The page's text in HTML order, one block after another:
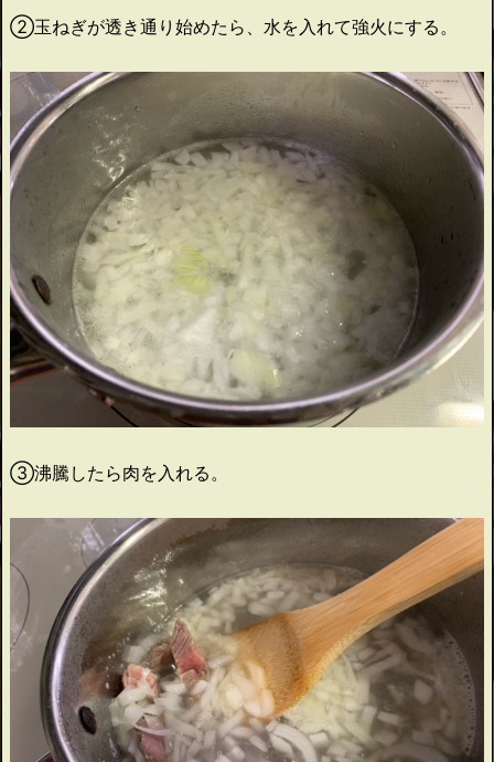
②玉ねぎが透き通り始めたら、水を入れて強火にする。
③沸騰したら肉を入れる。